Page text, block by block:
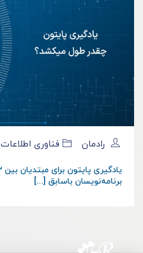
رادمان فناوری اطلاعات
برنامه‌نویسان باسابق [...]